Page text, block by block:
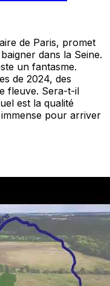
de Paris, promet
dans la Seine.
un fantasme.
de 2024, des
fleuve. Sera-t-il
est la qualité
pour arriver